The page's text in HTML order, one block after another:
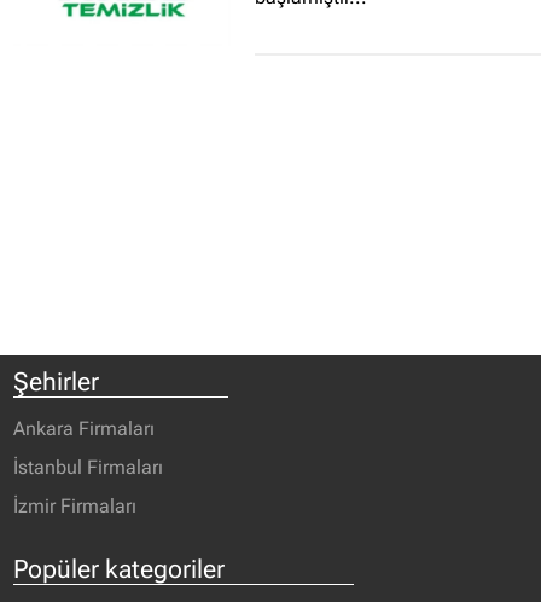
Şehirler
Ankara Firmaları
İstanbul Firmaları
İzmir Firmaları
Popüler kategoriler